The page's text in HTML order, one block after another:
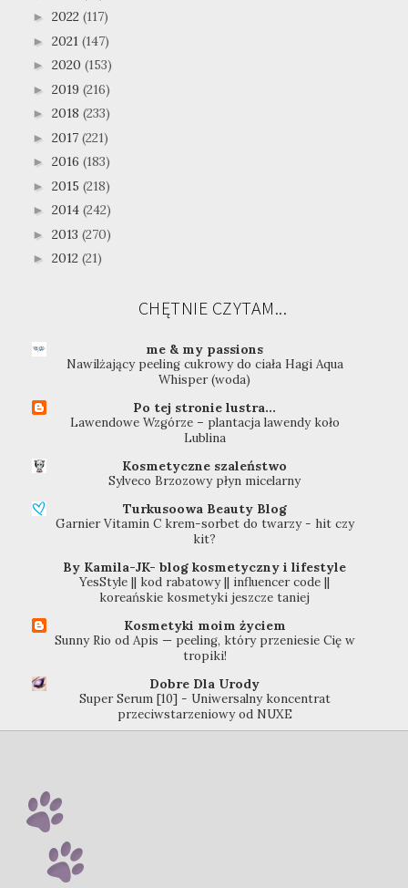
► 2022 (117)
► 2021 (147)
► 2020 (153)
► 2019 (216)
► 2018 (233)
► 2017 (221)
► 2016 (183)
► 2015 (218)
► 2014 (242)
► 2013 (270)
► 2012 (21)
CHĘTNIE CZYTAM...
me & my passions
Nawilżający peeling cukrowy do ciała Hagi Aqua
Whisper (woda)
Po tej stronie lustra...
Lawendowe Wzgórze – plantacja lawendy koło
Lublina
Kosmetyczne szaleństwo
Sylveco Brzozowy płyn micelarny
Turkusoowa Beauty Blog
Garnier Vitamin C krem-sorbet do twarzy - hit czy
kit?
By Kamila-JK- blog kosmetyczny i lifestyle
YesStyle || kod rabatowy || influencer code ||
koreańskie kosmetyki jeszcze taniej
Kosmetyki moim życiem
Sunny Rio od Apis — peeling, który przeniesie Cię w
tropiki!
Dobre Dla Urody
Super Serum [10] - Uniwersalny koncentrat
przeciwstarzeniowy od NUXE